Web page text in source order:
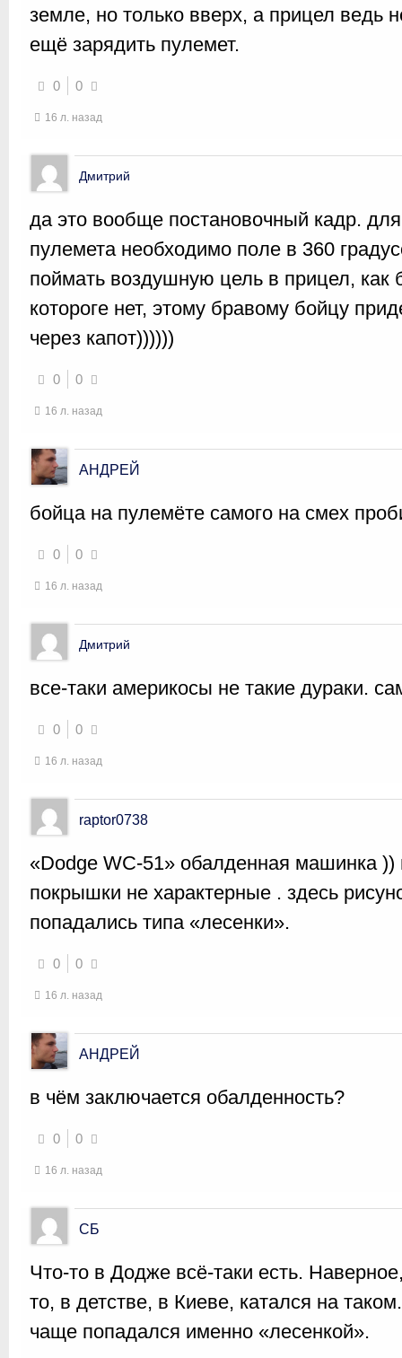
земле, но только вверх, а прицел ведь
ещё зарядить пулемет.
0 0
16 л. назад
Дмитрий
да это вообще постановочный кадр.
пулемета необходимо поле в 360
поймать воздушную цель в прицел, как
котороге нет, этому бравому бойцу
через капот))))))
0 0
16 л. назад
АНДРЕЙ
бойца на пулемёте самого на смех
0 0
16 л. назад
Дмитрий
все-таки америкосы не такие дураки.
0 0
16 л. назад
raptor0738
«Dodge WC-51» обалденная машинка ))
покрышки не характерные . здесь
попадались типа «лесенки».
0 0
16 л. назад
АНДРЕЙ
в чём заключается обалденность?
0 0
16 л. назад
СБ
Что-то в Додже всё-таки есть.
то, в детстве, в Киеве, катался на
чаще попадался именно «лесенкой».